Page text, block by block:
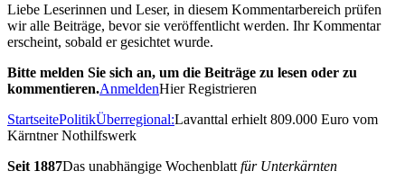
Liebe Leserinnen und Leser, in diesem Kommentarbereich prüfen
wir alle Beiträge, bevor sie veröffentlicht werden. Ihr Kommentar
erscheint, sobald er gesichtet wurde.
Bitte melden Sie sich an, um die Beiträge zu lesen oder zu
kommentieren.AnmeldenHier Registrieren
StartseitePolitikÜberregional:Lavanttal erhielt 809.000 Euro vom
Kärntner Nothilfswerk
Seit 1887Das unabhängige Wochenblatt für Unterkärnten